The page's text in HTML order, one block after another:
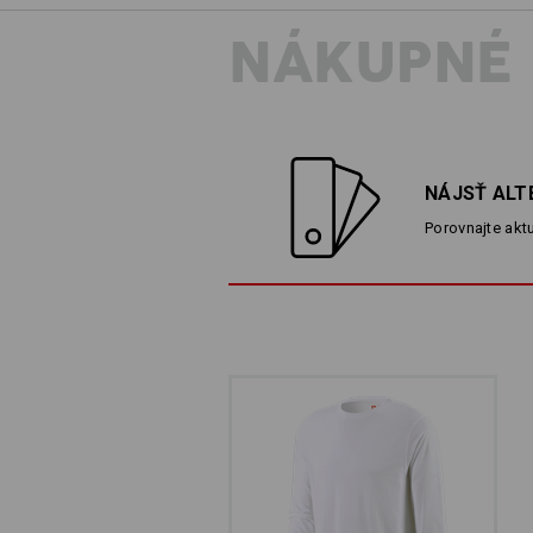
1
NÁKUPNÉ
NÁJSŤ
Porovnajte